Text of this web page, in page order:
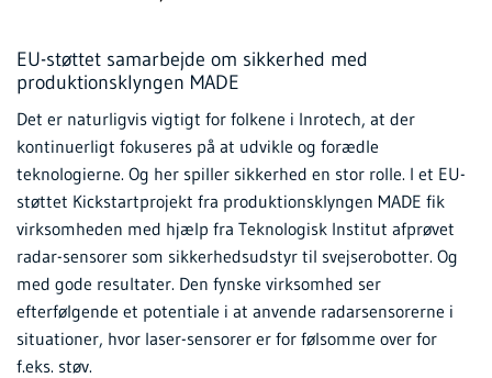
EU-støttet samarbejde om sikkerhed med
produktionsklyngen MADE
Det er naturligvis vigtigt for folkene i Inrotech, at der
kontinuerligt fokuseres på at udvikle og forædle
teknologierne. Og her spiller sikkerhed en stor rolle. I et EU-
støttet Kickstartprojekt fra produktionsklyngen MADE fik
virksomheden med hjælp fra Teknologisk Institut afprøvet
radar-sensorer som sikkerhedsudstyr til svejserobotter. Og
med gode resultater. Den fynske virksomhed ser
efterfølgende et potentiale i at anvende radarsensorerne i
situationer, hvor laser-sensorer er for følsomme over for
f.eks. støv.